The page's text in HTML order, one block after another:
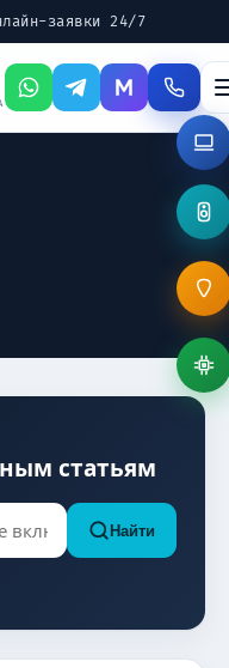
заявки 24/7
статьям
Найти